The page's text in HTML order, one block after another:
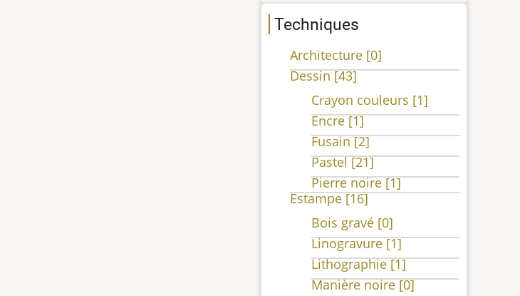
Techniques
Architecture [0]
Dessin[43]
Crayon couleurs [1]
Encre[1]
Fusain[2]
Pastel[21]
Pierre noire[1]
Estampe[16]
Bois gravé [0]
Linogravure[1]
Lithographie[1]
Manière noire[0]